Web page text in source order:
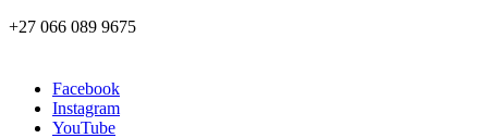
+27 066 089 9675
Facebook
Instagram
YouTube